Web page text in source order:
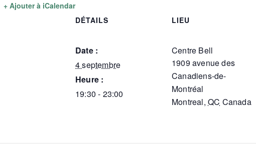
+ Ajouter à iCalendar
DÉTAILS
Date :
4 septembre
Heure :
19:30 - 23:00
LIEU
Centre Bell
1909 avenue des
Canadiens-de-
Montréal
Montreal, QC Canada